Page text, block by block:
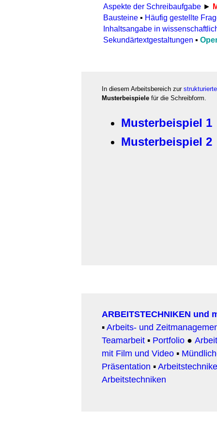
Aspekte der Schreibaufgabe ►
Bausteine ▪ Häufig gestellte
Inhaltsangabe in
Sekundärtextgestaltungen ▪
In diesem Arbeitsbereich zur
Musterbeispiele für die Schreibform.
Musterbeispiel 1
Musterbeispiel 2
ARBEITSTECHNIKEN und
▪Arbeits- und
Teamarbeit ▪ Portfolio ●
mit Film und Video ▪
Präsentation ▪
Arbeitstechniken